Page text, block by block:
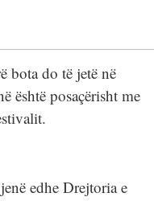
bota do të jetë në
është posaçërisht me
edhe Drejtoria e